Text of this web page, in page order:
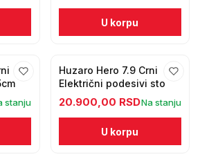
U korpu
stanju
Huzaro Hero 7.9 Crni
Električni podesivi sto
20.900,00 RSDNa stanju
U korpu